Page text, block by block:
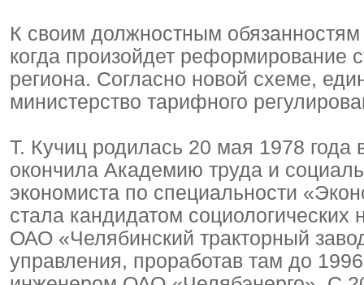
К своим должностным
когда произойдет реформирование
региона. Согласно новой схеме,
министерство тарифного
Т. Кучиц родилась 20 мая 1978 года
окончила Академию труда и
экономиста по специальности
стала кандидатом социологических
ОАО «Челябинский тракторный
управления, проработав там до